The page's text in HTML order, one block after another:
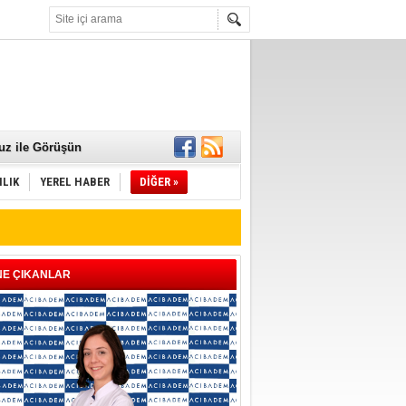
ile Görüşün
YEREL HABER DİĞER »
ÇIKANLAR